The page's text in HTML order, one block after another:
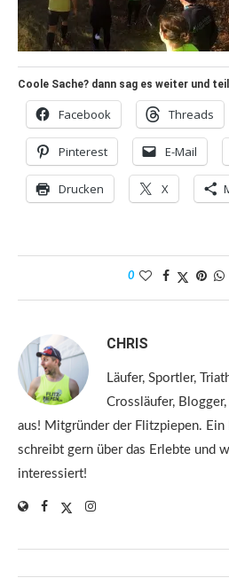
Coole Sache? dann sag es weiter und
Facebook Threads
Pinterest E-Mail
Drucken X
0
CHRIS
Läufer, Sportler,
Crossläufer,
aus! Mitgründer der Flitzpiepen.
schreibt gern über das Erlebte und
interessiert!